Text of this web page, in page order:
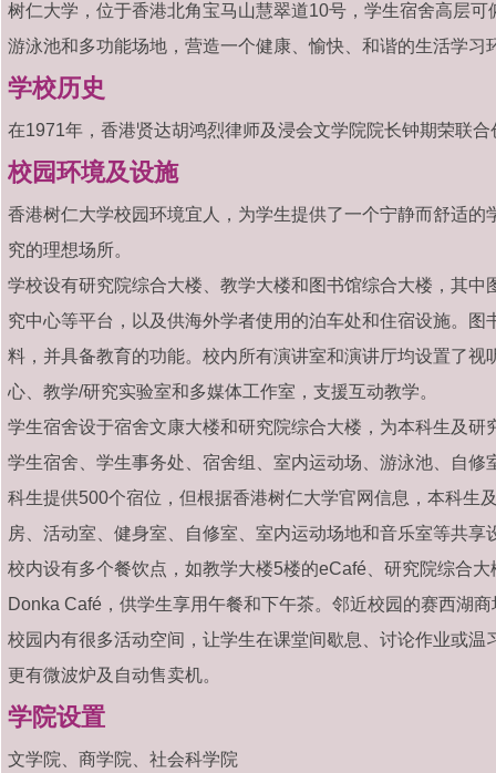
树仁大学，位于香港北角宝马山慧翠道10号，学生宿舍高层
游泳池和多功能场地，营造一个健康、愉快、和谐的生活学习
学校历史
在1971年，香港贤达胡鸿烈律师及浸会文学院院长钟期荣联
校园环境及设施
香港树仁大学校园环境宜人，为学生提供了一个宁静而舒适
究的理想场所。
学校设有研究院综合大楼、教学大楼和图书馆综合大楼，其
究中心等平台，以及供海外学者使用的泊车处和住宿设施。
料，并具备教育的功能。校内所有演讲室和演讲厅均设置了
心、教学/研究实验室和多媒体工作室，支援互动教学。
学生宿舍设于宿舍文康大楼和研究院综合大楼，为本科生及
学生宿舍、学生事务处、宿舍组、室内运动场、游泳池、自
科生提供500个宿位，但根据香港树仁大学官网信息，本科生
房、活动室、健身室、自修室、室内运动场地和音乐室等共享
校内设有多个餐饮点，如教学大楼5楼的eCafé、研究院综合
Donka Café，供学生享用午餐和下午茶。 邻近校园的赛西湖
校园内有很多活动空间，让学生在课堂间歇息、讨论作业或
更有微波炉及自动售卖机。
学院设置
文学院、商学院、社会科学院